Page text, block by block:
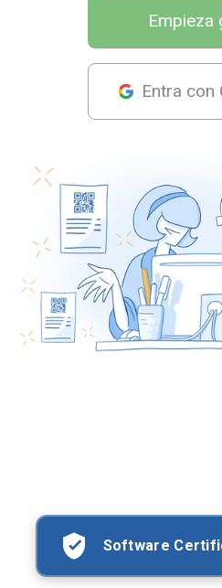
Empieza
Entra con
Software